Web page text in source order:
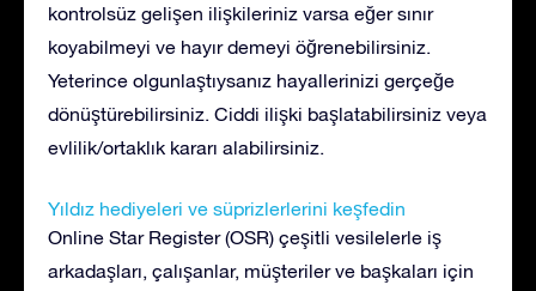
kontrolsüz gelişen ilişkileriniz varsa eğer sınır
koyabilmeyi ve hayır demeyi öğrenebilirsiniz.
Yeterince olgunlaştıysanız hayallerinizi gerçeğe
dönüştürebilirsiniz. Ciddi ilişki başlatabilirsiniz veya
evlilik/ortaklık kararı alabilirsiniz.
Yıldız hediyeleri ve süprizlerlerini keşfedin
Online Star Register (OSR) çeşitli vesilelerle iş
arkadaşları, çalışanlar, müşteriler ve başkaları için